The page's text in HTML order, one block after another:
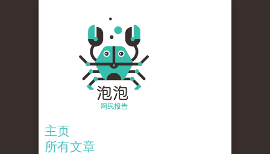
主页
所有文章